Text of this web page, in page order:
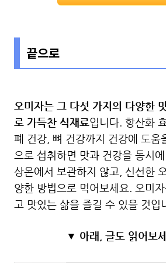
끝으로
오미자는 그 다섯 가지의 다양한
로 가득찬 식재료입니다. 항산화
폐 건강, 뼈 건강까지 건강에 도움
으로 섭취하면 맛과 건강을 동시
상온에서 보관하지 않고, 신선한
양한 방법으로 먹어보세요. 오미
고 맛있는 삶을 즐길 수 있을 것입
▼ 아래, 글도 읽어보